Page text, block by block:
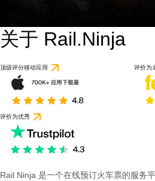
关于 Rail.Ninja
顶级评分移动应用 评价为
评价为优秀
Rail Ninja 是一个在线预订火车票的服务